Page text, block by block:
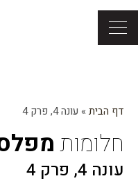
דף הבית » עונה 4, פרק 4
חלומות
עונה 4, פרק 4